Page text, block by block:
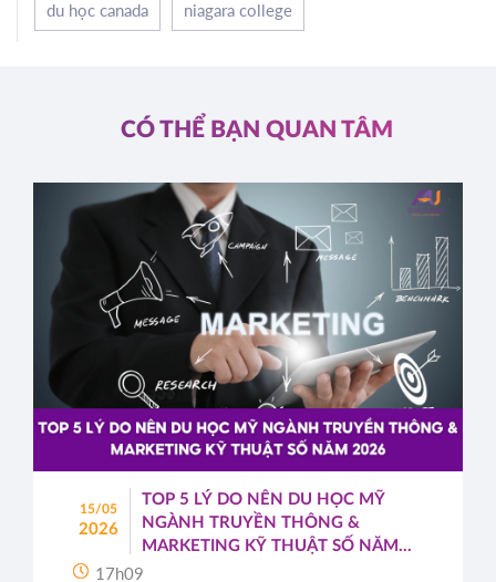
du học canada niagara college
CÓ THỂ BẠN QUAN TÂM
15/05
2026
TOP 5 LÝ DO NÊN DU HỌC MỸ
NGÀNH TRUYỀN THÔNG &
MARKETING KỸ THUẬT SỐ NĂM
2026
17h09